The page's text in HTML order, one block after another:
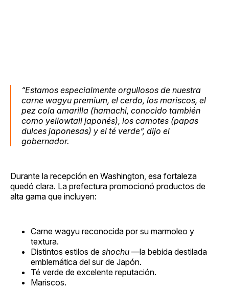
“Estamos especialmente orgullosos de nuestra
carne wagyu premium, el cerdo, los mariscos, el
pez cola amarilla (hamachi, conocido también
como yellowtail japonés), los camotes (papas
dulces japonesas) y el té verde”, dijo el
gobernador.
Durante la recepción en Washington, esa fortaleza
quedó clara. La prefectura promocionó productos de
alta gama que incluyen:
Carne wagyu reconocida por su marmoleo y
textura.
Distintos estilos de shochu —la bebida destilada
emblemática del sur de Japón.
Té verde de excelente reputación.
Mariscos.